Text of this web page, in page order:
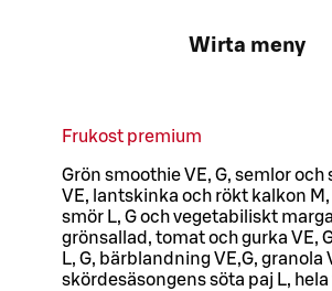
Wirta meny
Frukost premium
Grön smoothie VE, G, semlor och
VE, lantskinka och rökt kalkon M,
smör L, G och vegetabiliskt
grönsallad, tomat och gurka VE,
L, G, bärblandning VE,G, granola
skördesäsongens söta paj L,